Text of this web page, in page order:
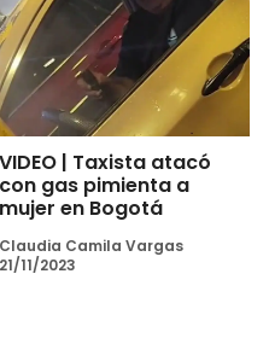
VIDEO | Taxista atacó
con gas pimienta a
mujer en Bogotá
Claudia Camila Vargas
21/11/2023